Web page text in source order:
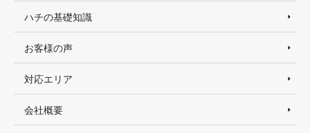
ハチの基礎知識
お客様の声
対応エリア
会社概要